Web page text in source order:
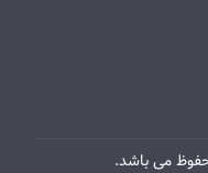
می باشد.